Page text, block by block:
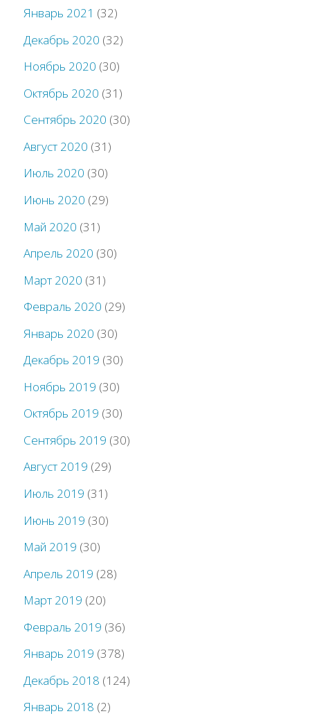
Январь 2021 (32)
Декабрь 2020 (32)
Ноябрь 2020 (30)
Октябрь 2020 (31)
Сентябрь 2020 (30)
Август 2020 (31)
Июль 2020 (30)
Июнь 2020 (29)
Май 2020 (31)
Апрель 2020 (30)
Март 2020 (31)
Февраль 2020 (29)
Январь 2020 (30)
Декабрь 2019 (30)
Ноябрь 2019 (30)
Октябрь 2019 (30)
Сентябрь 2019 (30)
Август 2019 (29)
Июль 2019 (31)
Июнь 2019 (30)
Май 2019 (30)
Апрель 2019 (28)
Март 2019 (20)
Февраль 2019 (36)
Январь 2019 (378)
Декабрь 2018 (124)
Январь 2018 (2)